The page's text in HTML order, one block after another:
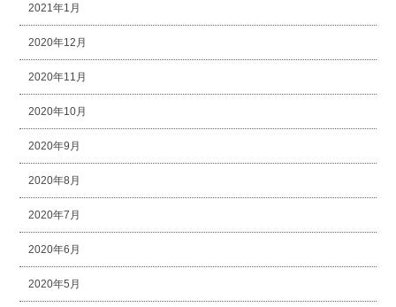
2021年1月
2020年12月
2020年11月
2020年10月
2020年9月
2020年8月
2020年7月
2020年6月
2020年5月